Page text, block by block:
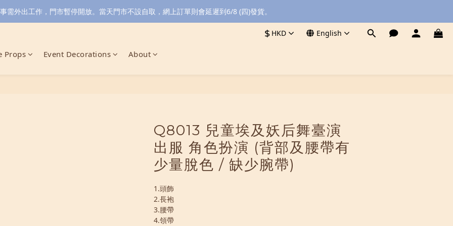
需外出工作，門市暫停開放。當天門市不設自取，網上訂單則會延遲到6/8 (四)發貨。
$ HKD English
Props Event Decorations About
Q8013 兒童埃及妖后舞臺演
出服 角色扮演 (背部及腰帶有
少量脫色 / 缺少腕帶)
1.頭飾
2.長袍
3.腰帶
4.領帶